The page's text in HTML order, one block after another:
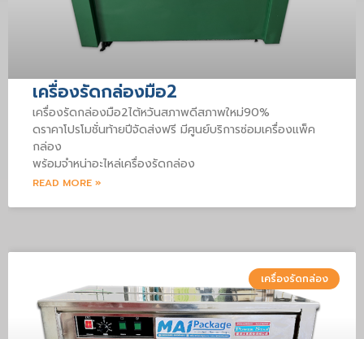
เครื่องรัดกล่องมือ2
เครื่องรัดกล่องมือ2ไต้หวันสภาพดีสภาพใหม่90%
ดราคาโปรโมชั่นท้ายปีจัดส่งฟรี มีศูนย์บริการซ่อมเครื่องแพ็ค
กล่อง
พร้อมจำหน่าอะไหล่เครื่องรัดกล่อง
READ MORE »
เครื่องรัดกล่อง